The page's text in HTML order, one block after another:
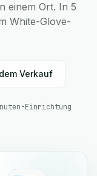
einem Ort. In 5
White-Glove-
Verkauf
Einrichtung